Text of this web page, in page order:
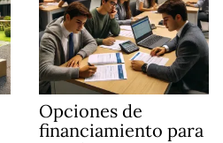
Opciones de
financiamiento para